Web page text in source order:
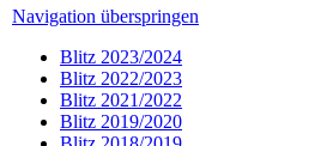
Navigation überspringen
Blitz 2023/2024
Blitz 2022/2023
Blitz 2021/2022
Blitz 2019/2020